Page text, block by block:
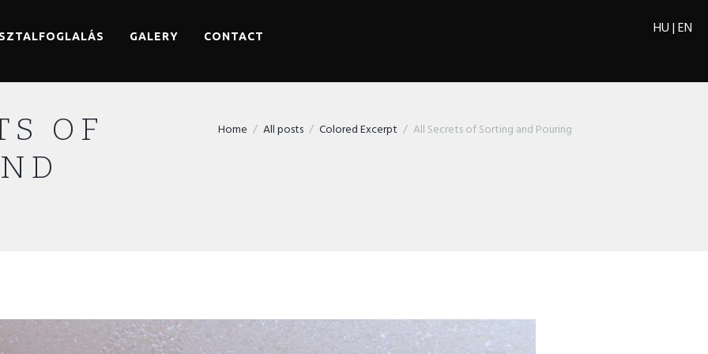
GALERY CONTACT HU|EN
OF
Home All posts Colored Excerpt All Secrets of Sorting and Pouring